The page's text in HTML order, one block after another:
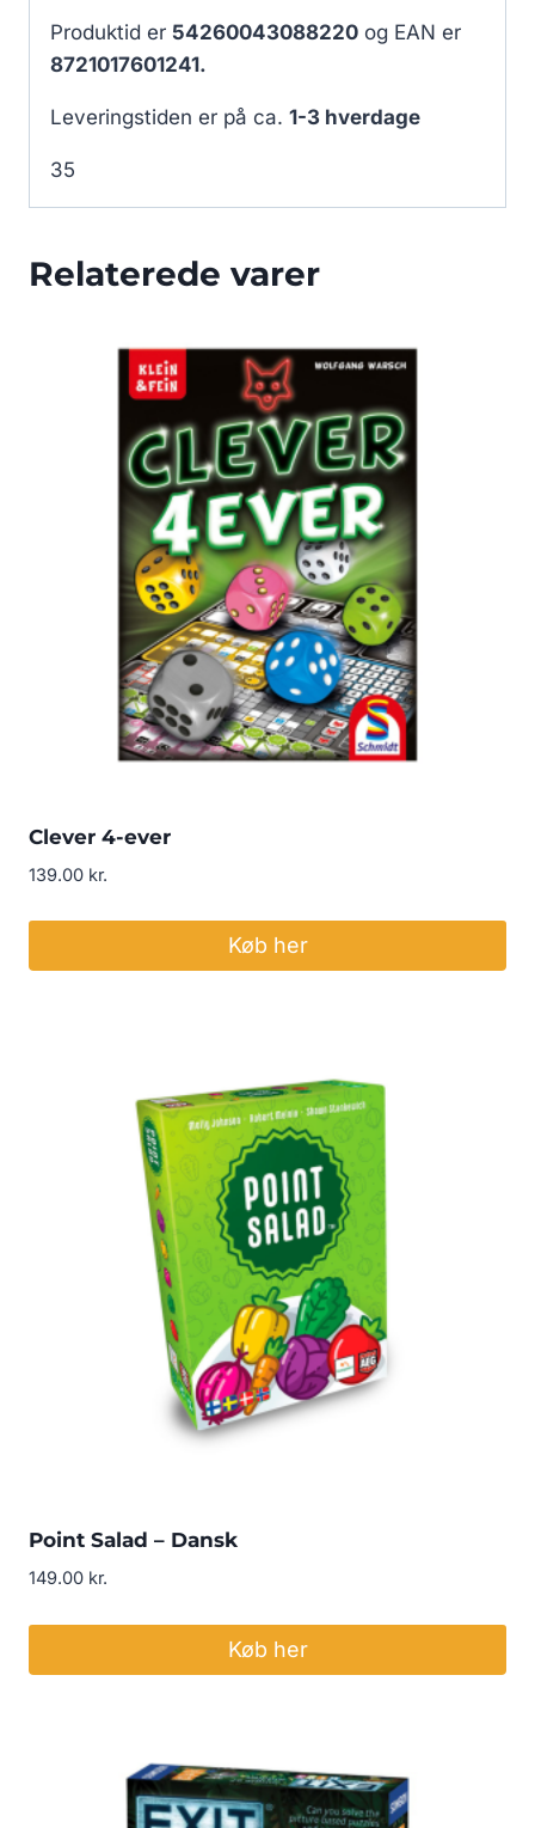
Produktid er 54260043088220 og EAN er
8721017601241.
Leveringstiden er på ca. 1-3 hverdage
35
Relaterede varer
Clever 4-ever
139.00 kr.
Køb her
Point Salad – Dansk
149.00 kr.
Køb her